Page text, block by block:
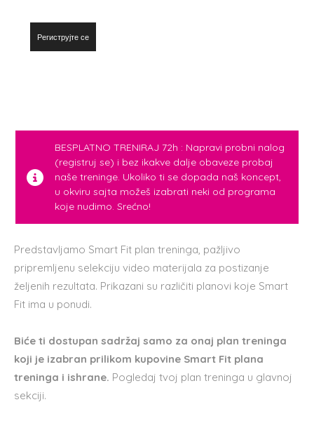
Региструјте се
BESPLATNO TRENIRAJ 72h : Napravi probni nalog
(registruj se) i bez ikakve dalje obaveze probaj
naše treninge. Ukoliko ti se dopada naš koncept,
u okviru sajta možeš izabrati neki od programa
koje nudimo. Srećno!
Predstavljamo Smart Fit plan treninga, pažljivo
pripremljenu selekciju video materijala za postizanje
željenih rezultata. Prikazani su različiti planovi koje Smart
Fit ima u ponudi.
Biće ti dostupan sadržaj samo za onaj plan treninga
koji je izabran prilikom kupovine Smart Fit plana
treninga i ishrane. Pogledaj tvoj plan treninga u glavnoj
sekciji.